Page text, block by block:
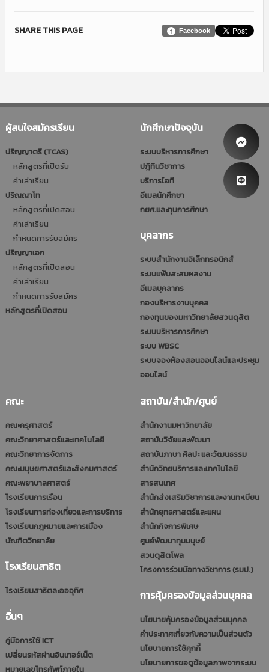
Facebook
SHARE THIS PAGE
ผู้สนใจสมัครเรียน
ปริญญาตรี (TCAS)
หลักสูตรที่เปิดรับ
ค่าเล่าเรียน
ปริญญาโท
หลักสูตรที่เปิดสอน
ค่าเล่าเรียน
กำหนดการรับสมัคร
ปริญญาเอก
หลักสูตรที่เปิดสอน
ค่าเล่าเรียน
กำหนดการรับสมัคร
หลักสูตรที่เปิดสอน
นักศึกษาปัจจุบัน
ระบบบริหารการศึกษา
ปฎิทินวิชาการ
บริการไอที
อีเมลนักศึกษา
กยศ.และทุนการศึกษา
บุคลากร
ระบบสำนักงานอิเล็กทรอนิกส์
ระบบแฟ้มสะสมผลงาน
อีเมลบุคลากร
กองบริหารงานบุคคล
กองทุนของมหาวิทยาลัยสวนดุสิต
ระบบบริหารการศึกษา
ระบบ WBSC
ระบบจองห้องสอนออนไลน์และประชุม
ออนไลน์
คณะ
คณะครุศาสตร์
คณะวิทยาศาสตร์และเทคโนโลยี
คณะวิทยาการจัดการ
คณะมนุษยศาสตร์และสังคมศาสตร์
คณะพยาบาลศาสตร์
โรงเรียนการเรือน
โรงเรียนการท่องเที่ยวและการบริการ
โรงเรียนกฎหมายและการเมือง
บัณฑิตวิทยาลัย
โรงเรียนสาธิต
โรงเรียนสาธิตละอออุทิศ
อื่นๆ
คู่มือการใช้ ICT
เปลี่ยนรหัสผ่านอินเทอร์เน็ต
หมายเลขโทรศัพท์ภายใน
สถาบัน/สำนัก/ศูนย์
สำนักงานมหาวิทยาลัย
สถาบันวิจัยและพัฒนา
สถาบันภาษา ศิลปะ และวัฒนธรรม
สำนักวิทยบริการและเทคโนโลยี
สารสนเทศ
สำนักส่งเสริมวิชาการและงานทะเบียน
สำนักยุทธศาสตร์และแผน
สำนักกิจการพิเศษ
ศูนย์พัฒนาทุนมนุษย์
สวนดุสิตโพล
โครงการร่วมมือทางวิชาการ (รมป.)
การคุ้มครองข้อมูลส่วนบุคคล
นโยบายคุ้มครองข้อมูลส่วนบุคคล
คำประกาศเกี่ยวกับความเป็นส่วนตัว
นโยบายการใช้คุกกี้
นโยบายการขอดูข้อมูลภาพจากระบบ